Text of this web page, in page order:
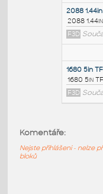
3632
F3D
2884
2884
F3D
2088
Komentáře:
Nejste přihlášeni - nelze
bloků